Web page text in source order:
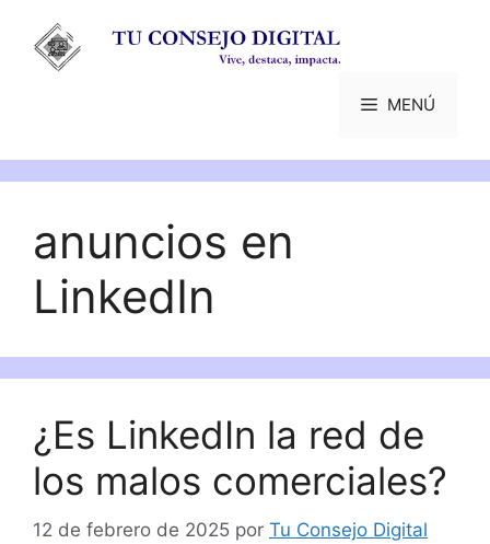
contenido
MENÚ
anuncios en
LinkedIn
¿Es LinkedIn la red de
los malos comerciales?
12 de febrero de 2025 por Tu Consejo Digital